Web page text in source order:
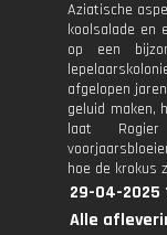
Aziatische
koolsalade en
op een
afgelopen
geluid maken,
laat
hoe de krokus
29-04-2025
Alle